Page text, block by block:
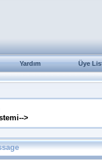
Yardım Üye
>